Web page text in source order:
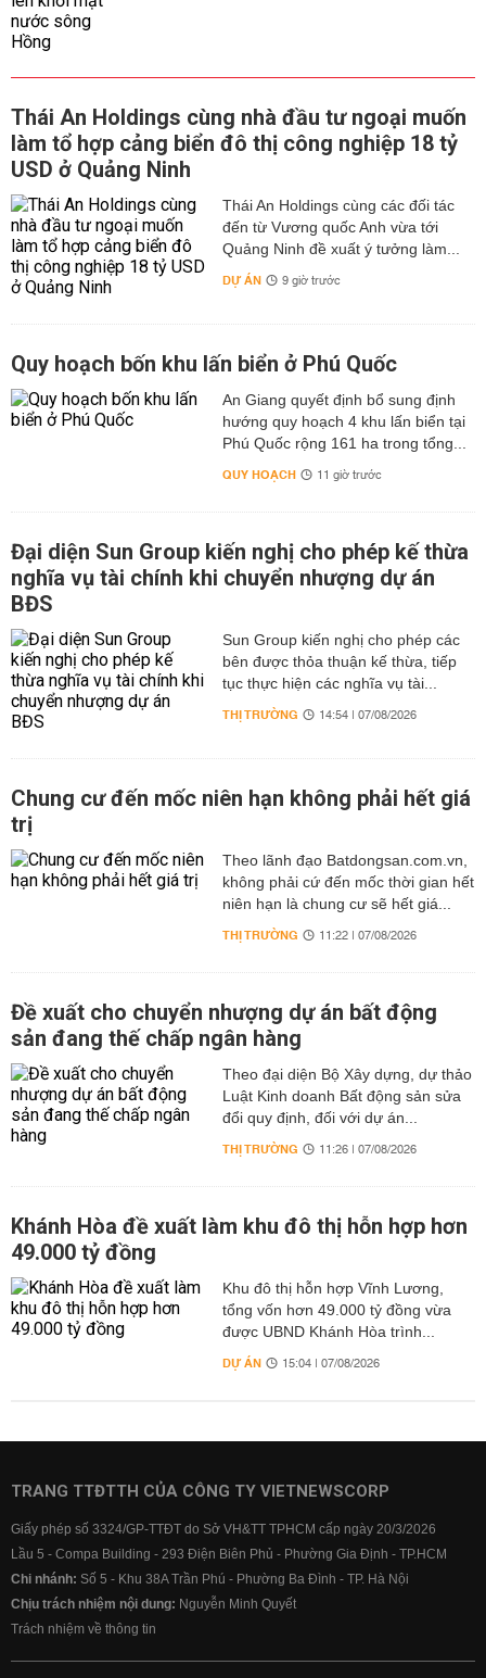
Thái An Holdings cùng nhà đầu tư ngoại muốn
làm tổ hợp cảng biển đô thị công nghiệp 18 tỷ
USD ở Quảng Ninh
Thái An Holdings cùng các đối tác
đến từ Vương quốc Anh vừa tới
Quảng Ninh đề xuất ý tưởng làm...
DỰ ÁN 9 giờ trước
Quy hoạch bốn khu lấn biển ở Phú Quốc
An Giang quyết định bổ sung định
hướng quy hoạch 4 khu lấn biển tại
Phú Quốc rộng 161 ha trong tổng...
QUY HOẠCH 11 giờ trước
Đại diện Sun Group kiến nghị cho phép kế thừa
nghĩa vụ tài chính khi chuyển nhượng dự án
BĐS
Sun Group kiến nghị cho phép các
bên được thỏa thuận kế thừa, tiếp
tục thực hiện các nghĩa vụ tài...
THỊ TRƯỜNG 14:54 | 07/08/2026
Chung cư đến mốc niên hạn không phải hết giá
trị
Theo lãnh đạo Batdongsan.com.vn,
không phải cứ đến mốc thời gian hết
niên hạn là chung cư sẽ hết giá...
THỊ TRƯỜNG 11:22 | 07/08/2026
Đề xuất cho chuyển nhượng dự án bất động
sản đang thế chấp ngân hàng
Theo đại diện Bộ Xây dựng, dự thảo
Luật Kinh doanh Bất động sản sửa
đổi quy định, đối với dự án...
THỊ TRƯỜNG 11:26 | 07/08/2026
Khánh Hòa đề xuất làm khu đô thị hỗn hợp hơn
49.000 tỷ đồng
Khu đô thị hỗn hợp Vĩnh Lương,
tổng vốn hơn 49.000 tỷ đồng vừa
được UBND Khánh Hòa trình...
DỰ ÁN 15:04 | 07/08/2026
TRANG TTĐTTH CỦA CÔNG TY VIETNEWSCORP
Giấy phép số 3324/GP-TTĐT do Sở VH&TT TPHCM cấp ngày 20/3/2026
Lầu 5 - Compa Building - 293 Điện Biên Phủ - Phường Gia Định - TP.HCM
Chi nhánh: Số 5 - Khu 38A Trần Phú - Phường Ba Đình - TP. Hà Nội
Chịu trách nhiệm nội dung: Nguyễn Minh Quyết
Trách nhiệm về thông tin